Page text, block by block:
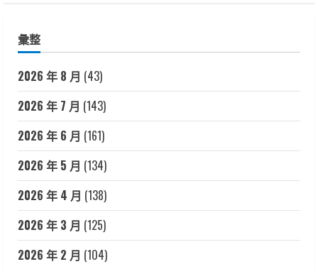
彙整
2026 年 8 月 (43)
2026 年 7 月 (143)
2026 年 6 月 (161)
2026 年 5 月 (134)
2026 年 4 月 (138)
2026 年 3 月 (125)
2026 年 2 月 (104)